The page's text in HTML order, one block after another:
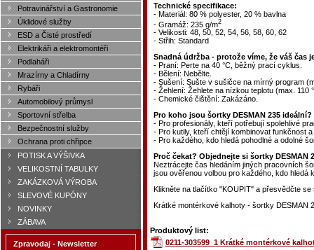
Potravinářství a Gastronomie
Úklidové služby
ESD a Čisté prostředí
Elektrikáři a elektromontéři
Podlaháři
Mrazírny a Chladírny
Rybáři
Automobilový průmysl
Sportovní střelba
Bezpečnostní služby
Ochrana proti chřipce
POTISK A VÝŠIVKA
VELIKOSTNÍ TABULKY
ZAKÁZKOVÁ VÝROBA
SLEVOVÉ KUPÓNY
NOVINKY
ZÁBAVA
Zpravodaj - Newsletter
Technické specifikace:
- Materiál: 80 % polyester, 20 % bavlna
- Gramáž: 235 g/m2
- Velikosti: 48, 50, 52, 54, 56, 58, 60, 62
- Střih: Standard
Snadná údržba - protože víme, že váš čas
- Praní: Perte na 40 °C, běžný prací cyklus.
- Bělení: Nebělte.
- Sušení: Sušte v sušičce na mírný program
- Žehlení: Žehlete na nízkou teplotu (max. 110
- Chemické čištění: Zakázáno.
Pro koho jsou šortky DESMAN 235 ideální?
- Pro profesionály, kteří potřebují spolehlivé
- Pro kutily, kteří chtějí kombinovat funkčnost
- Pro každého, kdo hledá pohodlné a odolné
Proč čekat? Objednejte si šortky DESMAN
Neztrácejte čas hledáním jiných pracovních
jsou ověřenou volbou pro každého, kdo hledá
Klikněte na tlačítko "KOUPIT" a přesvědčte
Krátké montérkové kalhoty - šortky
Produktový list:
0211-303599_1 Krátké montérkové